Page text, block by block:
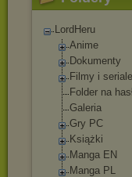
LordHeru
Anime
Dokumenty
Filmy i seriale
Folder na
Galeria
Gry PC
Książki
Manga EN
Manga PL